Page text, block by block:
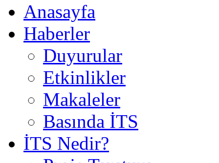
Anasayfa
Haberler
Duyurular
Etkinlikler
Makaleler
Basında İTS
İTS Nedir?